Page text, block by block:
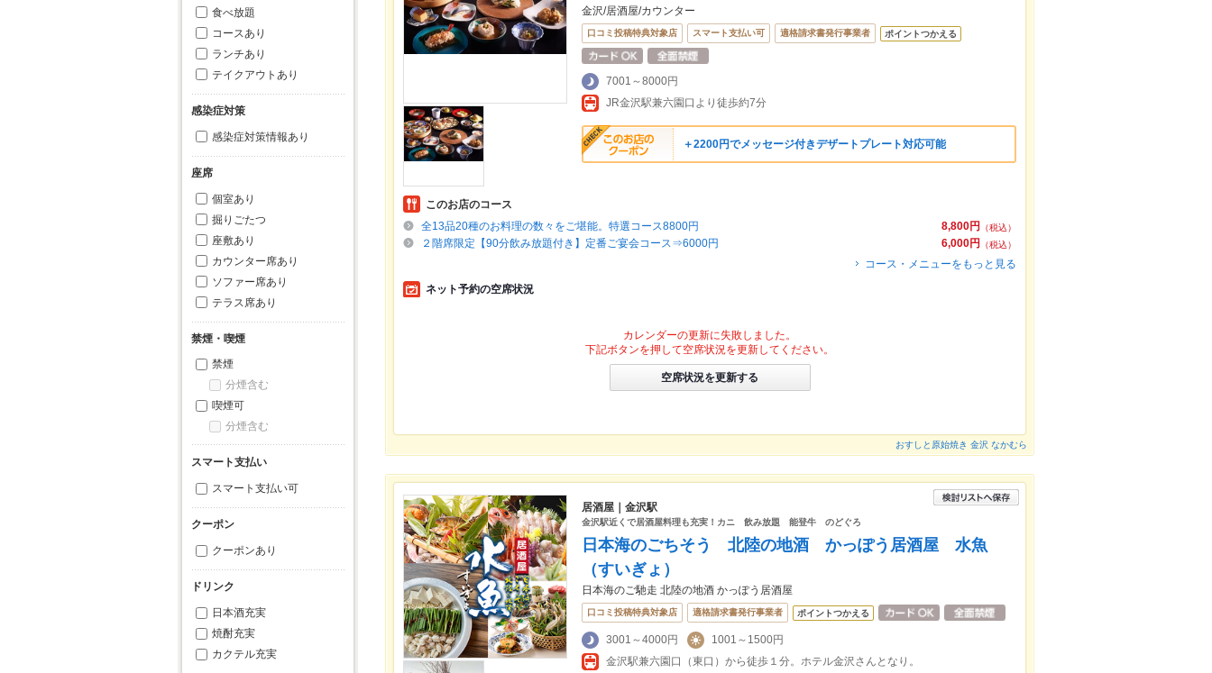
食べ放題
コースあり
ランチあり
テイクアウトあり
感染症対策
感染症対策情報あり
座席
個室あり
掘りごたつ
座敷あり
カウンター席あり
ソファー席あり
テラス席あり
禁煙・喫煙
禁煙
分煙含む
喫煙可
分煙含む
スマート支払い
スマート支払い可
クーポン
クーポンあり
ドリンク
日本酒充実
焼酎充実
カクテル充実
金沢/居酒屋/カウンター
口コミ投稿特典対象店 スマート支払い可 適格請求書発行事業者 ポイントつかえる
7001～8000円
JR金沢駅兼六園口より徒歩約7分
＋2200円でメッセージ付きデザートプレート対応可能
このお店のコース
8,800円
（税込）
全13品20種のお料理の数々をご堪能。特選コース8800円
6,000円
（税込）
２階席限定【90分飲み放題付き】定番ご宴会コース⇒6000円
コース・メニューをもっと見る
ネット予約の空席状況
カレンダーの更新に失敗しました。
下記ボタンを押して空席状況を更新してください。
空席状況を更新する
おすしと原始焼き 金沢 なかむら
居酒屋｜金沢駅
金沢駅近くで居酒屋料理も充実！カニ 飲み放題 能登牛 のどぐろ
日本海のごちそう 北陸の地酒 かっぽう居酒屋 水魚
（すいぎょ）
日本海のご馳走 北陸の地酒 かっぽう居酒屋
口コミ投稿特典対象店 適格請求書発行事業者 ポイントつかえる
3001～4000円
1001～1500円
金沢駅兼六園口（東口）から徒歩１分。ホテル金沢さんとなり。